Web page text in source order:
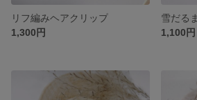
リフ編みヘアクリップ
1,300円
1,100円